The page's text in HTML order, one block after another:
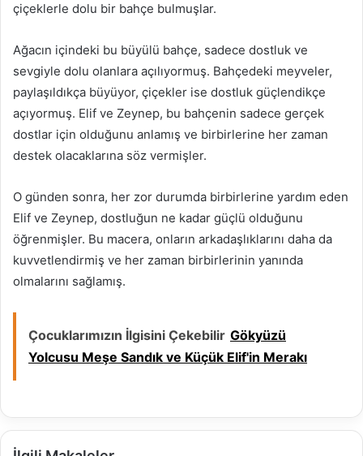
çiçeklerle dolu bir bahçe bulmuşlar.
Ağacın içindeki bu büyülü bahçe, sadece dostluk ve
sevgiyle dolu olanlara açılıyormuş. Bahçedeki meyveler,
paylaşıldıkça büyüyor, çiçekler ise dostluk güçlendikçe
açıyormuş. Elif ve Zeynep, bu bahçenin sadece gerçek
dostlar için olduğunu anlamış ve birbirlerine her zaman
destek olacaklarına söz vermişler.
O günden sonra, her zor durumda birbirlerine yardım eden
Elif ve Zeynep, dostluğun ne kadar güçlü olduğunu
öğrenmişler. Bu macera, onların arkadaşlıklarını daha da
kuvvetlendirmiş ve her zaman birbirlerinin yanında
olmalarını sağlamış.
Çocuklarımızın İlgisini Çekebilir Gökyüzü
Yolcusu Meşe Sandık ve Küçük Elif'in Merakı